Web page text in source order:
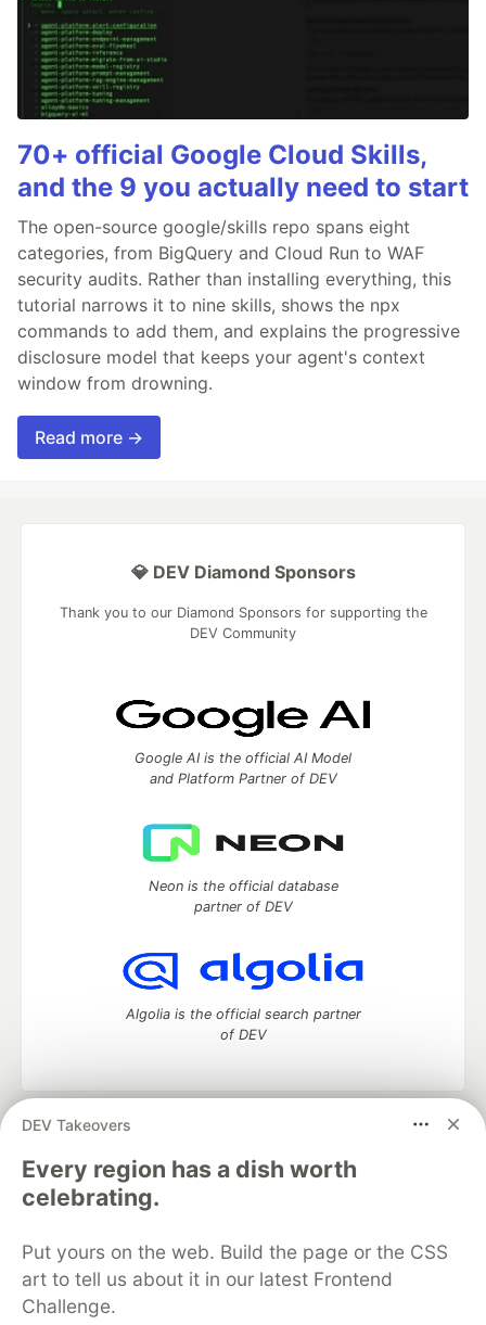
70+ official Google Cloud Skills,
and the 9 you actually need to start
The open-source google/skills repo spans eight
categories, from BigQuery and Cloud Run to WAF
security audits. Rather than installing everything, this
tutorial narrows it to nine skills, shows the npx
commands to add them, and explains the progressive
disclosure model that keeps your agent's context
window from drowning.
Read more →
DEV Takeovers
Every region has a dish worth
celebrating.
Put yours on the web. Build the page or the CSS
art to tell us about it in our latest Frontend
Challenge.
💎 DEV Diamond Sponsors
Thank you to our Diamond Sponsors for supporting the
DEV Community
Google AI is the official AI Model
and Platform Partner of DEV
Neon is the official database
partner of DEV
Algolia is the official search partner
of DEV
DEV Community
development and manage your software career
Home
DEV Challenges DEV++
Videos
DEV Education Tracks
Free Postgres Database
DEV Shop
MLH
Code of Conduct
Privacy Policy
Terms of Use
Built on